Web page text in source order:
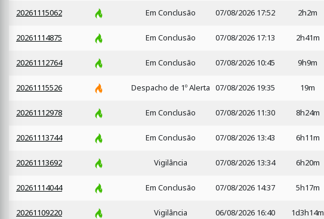
20261115062 Em Conclusão 07/08/2026 17:52 2h2m
20261114875 Em Conclusão 07/08/2026 17:13 2h41m
20261112764 Em Conclusão 07/08/2026 10:45 9h9m
20261115526 Despacho de 1º Alerta 07/08/2026 19:35 19m
20261112978 Em Conclusão 07/08/2026 11:30 8h24m
20261113744 Em Conclusão 07/08/2026 13:43 6h11m
20261113692 Vigilância 07/08/2026 13:34 6h20m
20261114044 Em Conclusão 07/08/2026 14:37 5h17m
20261109220 Vigilância 06/08/2026 16:40 1d3h14m